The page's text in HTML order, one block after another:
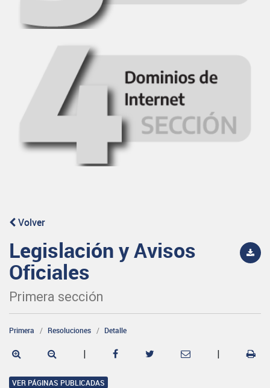
Volver
Legislación y Avisos
Oficiales
Primera sección
Primera Resoluciones Detalle
| |
VER PÁGINAS PUBLICADAS